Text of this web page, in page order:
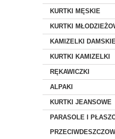
KURTKI MĘSKIE
KURTKI
KAMIZELKI
KURTKI KAMIZELKI
RĘKAWICZKI
ALPAKI
KURTKI JEANSOWE
PARASOLE I